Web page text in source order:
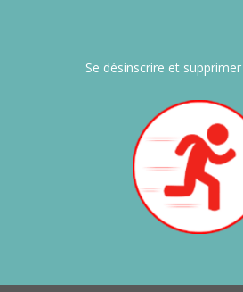
Se désinscrire et